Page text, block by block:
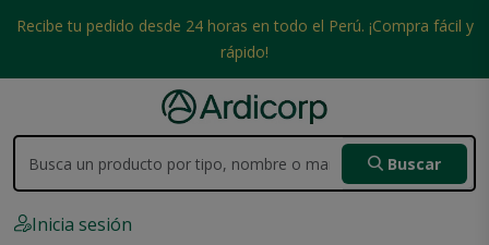
Recibe tu pedido desde 24 horas en todo el Perú. ¡Compra fácil y
rápido!
Buscar
Inicia sesión